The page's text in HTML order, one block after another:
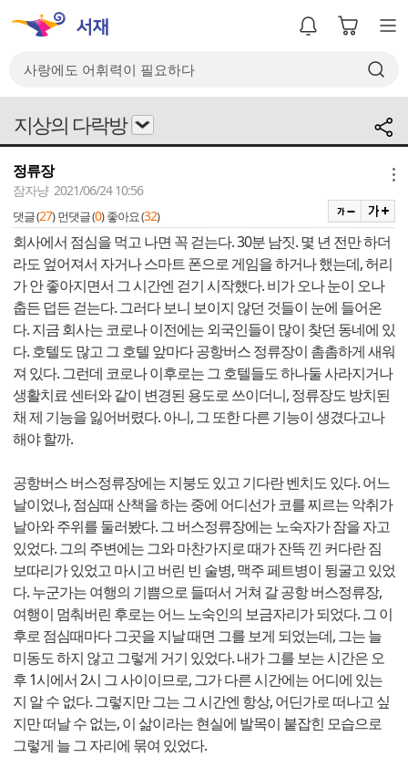
지상의 다락방
정류장
잠자냥 2021/06/24 10:56
댓글 (27) 먼댓글 (0) 좋아요 (32)
회사에서 점심을 먹고 나면 꼭 걷는다. 30분 남짓. 몇 년 전만 하더
라도 엎어져서 자거나 스마트 폰으로 게임을 하거나 했는데, 허리
가 안 좋아지면서 그 시간엔 걷기 시작했다. 비가 오나 눈이 오나
춥든 덥든 걷는다. 그러다 보니 보이지 않던 것들이 눈에 들어온
다. 지금 회사는 코로나 이전에는 외국인들이 많이 찾던 동네에 있
다. 호텔도 많고 그 호텔 앞마다 공항버스 정류장이 촘촘하게 새워
져 있다. 그런데 코로나 이후로는 그 호텔들도 하나둘 사라지거나
생활치료 센터와 같이 변경된 용도로 쓰이더니, 정류장도 방치된
채 제 기능을 잃어버렸다. 아니, 그 또한 다른 기능이 생겼다고나
해야 할까.
공항버스 버스정류장에는 지붕도 있고 기다란 벤치도 있다. 어느
날이었나, 점심때 산책을 하는 중에 어디선가 코를 찌르는 악취가
날아와 주위를 둘러봤다. 그 버스정류장에는 노숙자가 잠을 자고
있었다. 그의 주변에는 그와 마찬가지로 때가 잔뜩 낀 커다란 짐
보따리가 있었고 마시고 버린 빈 술병, 맥주 페트병이 뒹굴고 있었
다. 누군가는 여행의 기쁨으로 들떠서 거쳐 갈 공항 버스정류장,
여행이 멈춰버린 후로는 어느 노숙인의 보금자리가 되었다. 그 이
후로 점심때마다 그곳을 지날 때면 그를 보게 되었는데, 그는 늘
미동도 하지 않고 그렇게 거기 있었다. 내가 그를 보는 시간은 오
후 1시에서 2시 그 사이이므로, 그가 다른 시간에는 어디에 있는
지 알 수 없다. 그렇지만 그는 그 시간엔 항상, 어딘가로 떠나고 싶
지만 떠날 수 없는, 이 삶이라는 현실에 발목이 붙잡힌 모습으로
그렇게 늘 그 자리에 묶여 있었다.